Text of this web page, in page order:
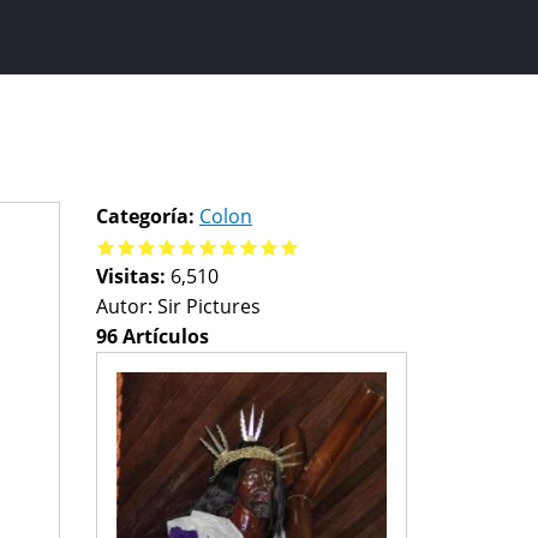
Categoría: Colon
Visitas: 6,510
Autor: Sir Pictures
96 Artículos